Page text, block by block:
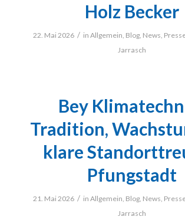
Holz Becker
22. Mai 2026 / in Allgemein, Blog, News,
Jarrasch
Bey
Tradition,
klare
Pfungstadt
21. Mai 2026 / in Allgemein, Blog, News,
Jarrasch